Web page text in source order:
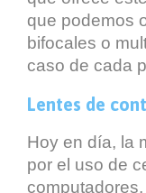
que podemos
bifocales o
caso de cada
Lentes de
Hoy en día, la
por el uso de